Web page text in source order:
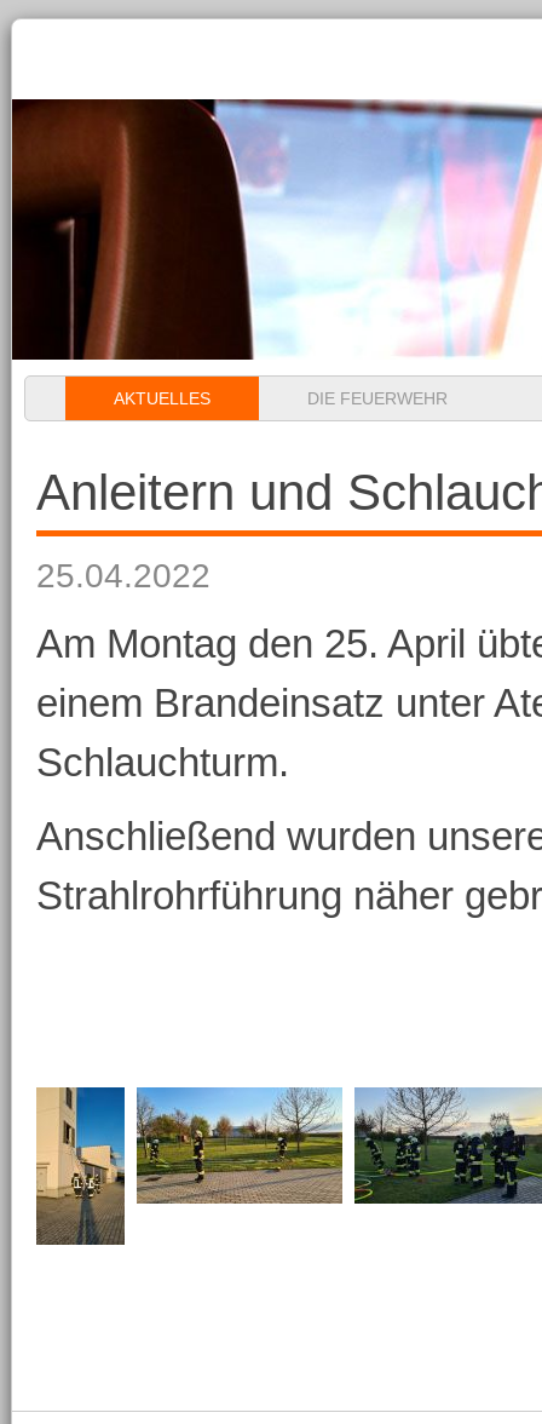
Navigation
AKTUELLES DIE FEUERWEHR
Anleitern und
25.04.2022
Am Montag den 25. April
einem Brandeinsatz unter
Schlauchturm.
Anschließend wurden
Strahlrohrführung näher